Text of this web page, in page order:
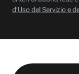
d’Uso del Servizio e